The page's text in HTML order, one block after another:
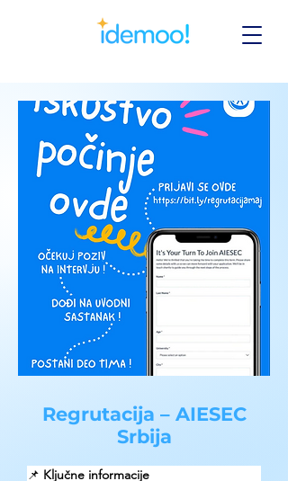
Regrutacija – AIESEC
Srbija
📌 Ključne informacije